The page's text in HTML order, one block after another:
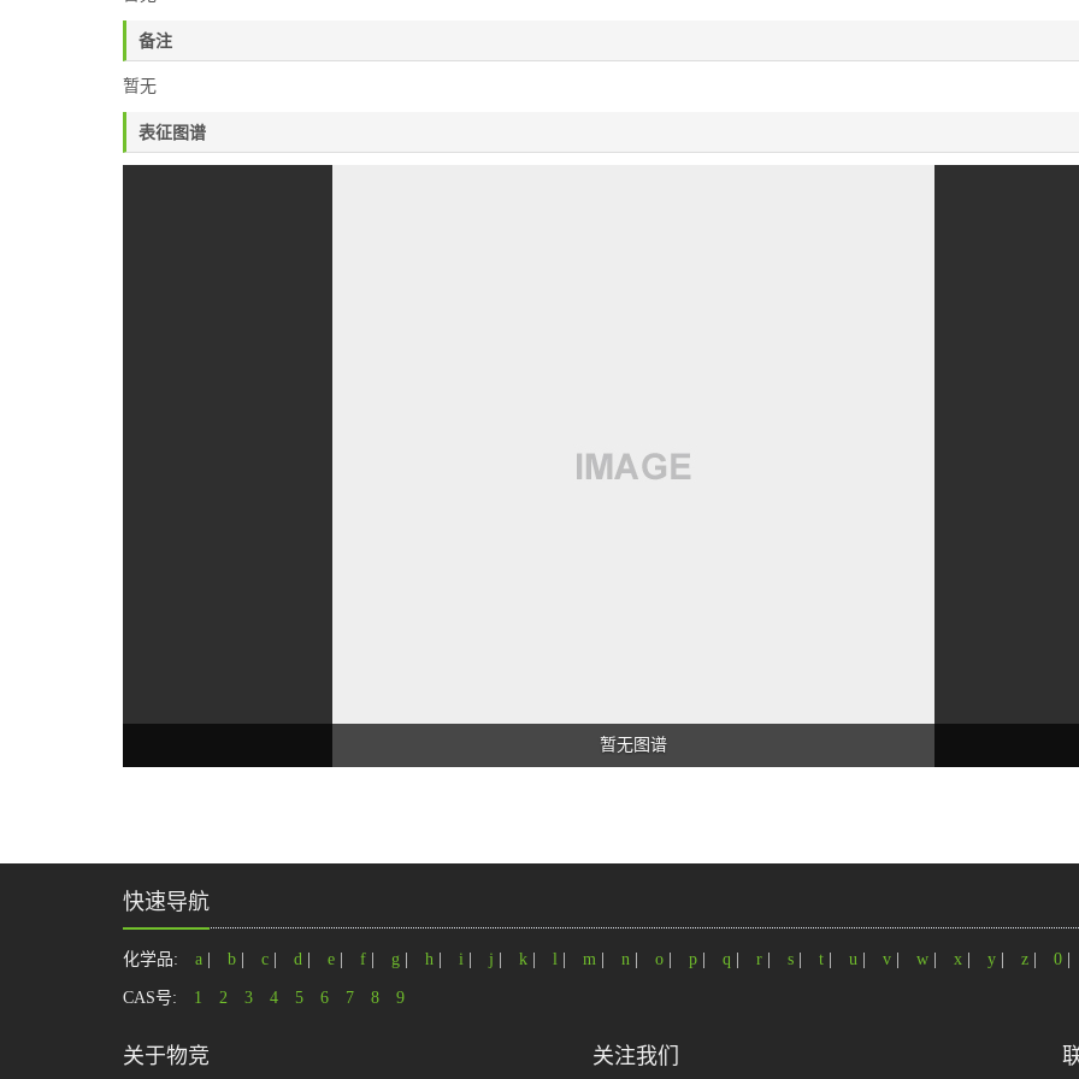
备注
暂无
表征图谱
暂无图谱
快速导航
化学品: a b c d e f g h i j k l m n o p q r s t u v w x y z 0
CAS号: 1 2 3 4 5 6 7 8 9
关于物竞 关注我们